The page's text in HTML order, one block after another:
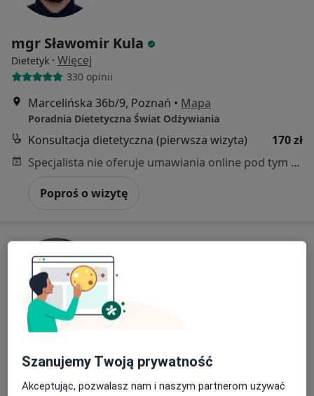
mgr Sławomir Kula
Dietetyk · Więcej
330 opinii
Marcelińska 36b/9, Poznań • Mapa
Poradnia Dietetyczna Świat Odżywiania
Konsultacja dietetyczna (pierwsza wizyta)
170 zł
Specjalista nie oferuje umawiania online pod tym adresem.
Poproś o wizytę
Monika Grzelak
Dietetyk·Więcej
70 opinii
Szanujemy Twoją prywatność
Akceptując, pozwalasz nam i naszym partnerom używać